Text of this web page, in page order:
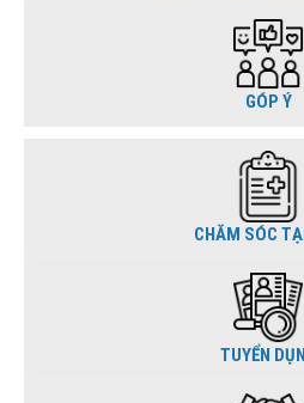
GÓP Ý
CHĂM SÓC
TUYỂN